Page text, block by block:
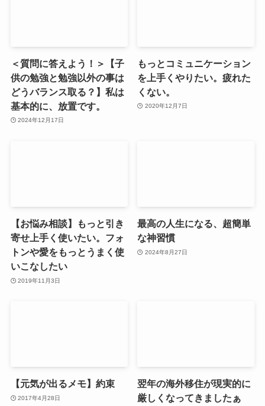
＜質問に答えよう！＞【子
供の勉強と勉強以外の事は
どうバランス取る？】私は
基本的に、放置です。
2024年12月17日
もっとコミュニケーション
を上手くやりたい。疲れた
くない。
2020年12月7日
【お悩み相談】もっと引き
寄せ上手く使いたい。フォ
トンや愛をもっとうまく使
いこなしたい
2019年11月3日
最高の人生になる、超簡単
な神習慣
2024年8月27日
【元気が出るメモ】約束
2017年4月28日
翌年の海外移住が現実的に
厳しくなってきましたぁ